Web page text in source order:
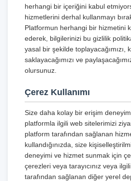
herhangi bir içeriğini kabul
hizmetlerini derhal kullanmayı
Platformun herhangi bir hizmetini
ederek, bilgilerinizi bu gizlilik
yasal bir şekilde toplayacağımızı,
saklayacağımızı ve
olursunuz.
Çerez Kullanımı
Size daha kolay bir erişim
platformla ilgili web sitelerimizi
platform tarafından sağlanan
kullandığınızda, size
deneyimi ve hizmet sunmak için
çerezleri veya tarayıcınız veya
tarafından sağlanan diğer yerel